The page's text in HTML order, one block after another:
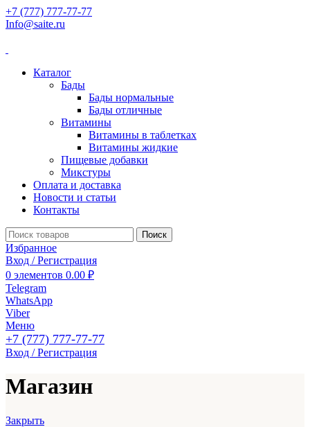
+7 (777) 777-77-77
Info@saite.ru
Каталог
Бады
Бады нормальные
Бады отличные
Витамины
Витамины в таблетках
Витамины жидкие
Пищевые добавки
Микстуры
Оплата и доставка
Новости и статьи
Контакты
Поиск
Избранное
Вход / Регистрация
0 элементов 0.00 ₽
Telegram
WhatsApp
Viber
Меню
+7 (777) 777-77-77
Вход / Регистрация
Магазин
Закрыть